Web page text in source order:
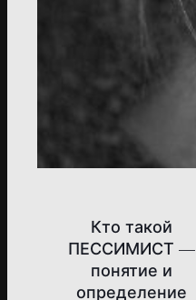
Кто такой
ПЕССИМИСТ —
понятие и
определение